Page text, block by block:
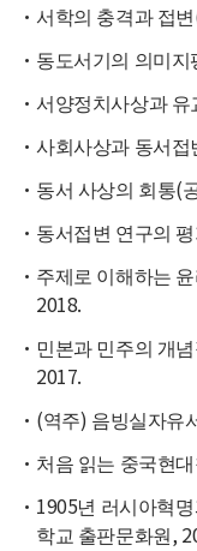
서학의 충격과 접
동도서기의 의미
서양정치사상과
사회사상과 동서
동서 사상의 회통(
동서접변 연구의
주제로 이해하는
2018.
민본과 민주의 개
2017.
(역주) 음빙실자유
처음 읽는 중국현
1905년 러시아혁
학교 출판문화원,